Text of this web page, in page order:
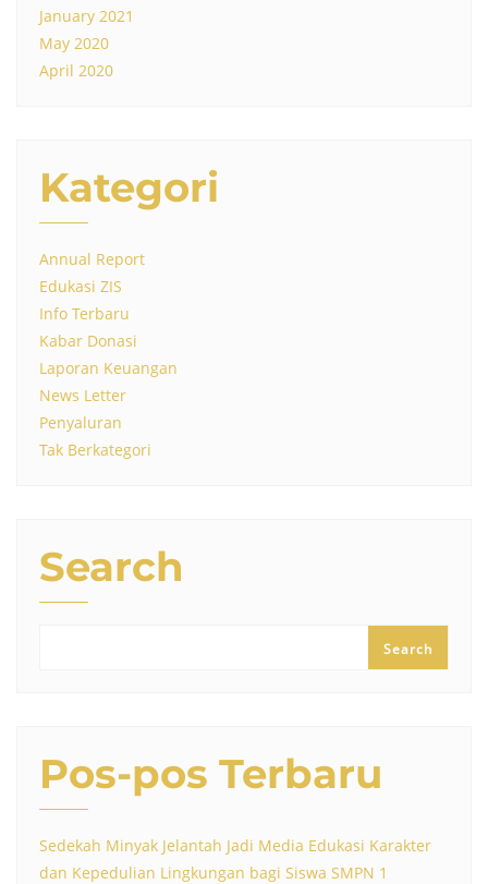
January 2021
May 2020
April 2020
Kategori
Annual Report
Edukasi ZIS
Info Terbaru
Kabar Donasi
Laporan Keuangan
News Letter
Penyaluran
Tak Berkategori
Search
Search
Pos-pos Terbaru
Sedekah Minyak Jelantah Jadi Media Edukasi Karakter
dan Kepedulian Lingkungan bagi Siswa SMPN 1